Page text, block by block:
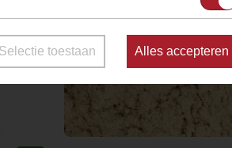
Selectie toestaan Alles accepteren